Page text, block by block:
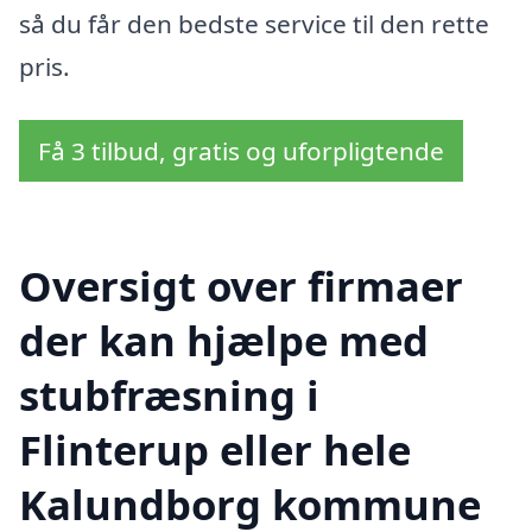
så du får den bedste service til den rette
pris.
Få 3 tilbud, gratis og uforpligtende
Oversigt over firmaer
der kan hjælpe med
stubfræsning i
Flinterup eller hele
Kalundborg kommune